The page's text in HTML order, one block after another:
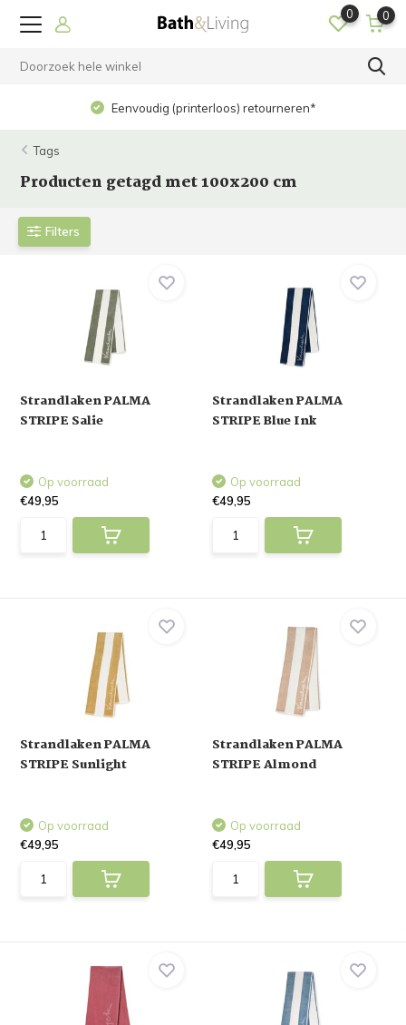
0 0
Eenvoudig (printerloos) retourneren*
Tags
Producten getagd met 100x200 cm
Filters
Strandlaken PALMA
STRIPE Salie
Op voorraad
€49,95
Strandlaken PALMA
STRIPE Blue Ink
Op voorraad
€49,95
Strandlaken PALMA
STRIPE Sunlight
Op voorraad
€49,95
Strandlaken PALMA
STRIPE Almond
Op voorraad
€49,95